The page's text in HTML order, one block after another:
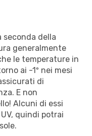
seconda della
generalmente
le temperature in
ai -1º nei mesi
di
E non
Alcuni di essi
quindi potrai